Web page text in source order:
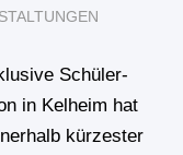
Schüler-
in Kelheim hat
kürzester